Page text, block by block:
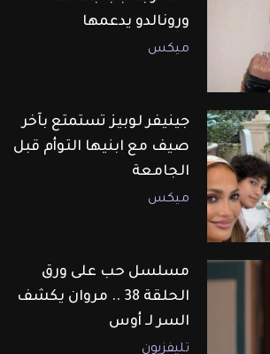
ورونالدو يدعمها
ميكس
جينيفر لوبيز تستمتع بآخر
صيف مع ابنيها التوأم قبل
الجامعة
ميكس
مسلسل حب على ورق
الحلقة 38 .. مروان يكشف
السر لـ أوس
تليفزيون